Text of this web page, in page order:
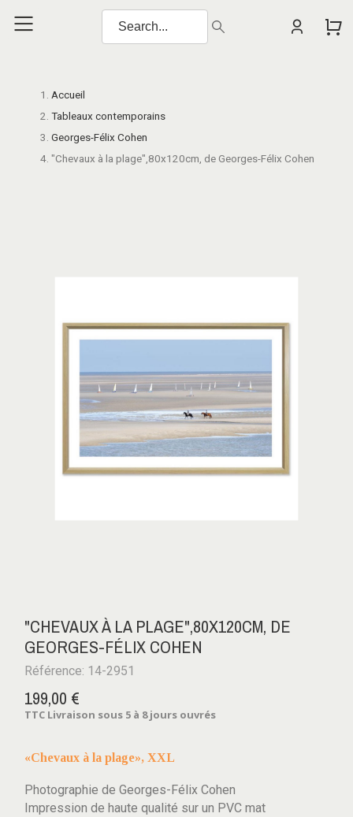
Accueil
Tableaux contemporains
Georges-Félix Cohen
"Chevaux à la plage",80x120cm, de Georges-Félix Cohen
"CHEVAUX À LA PLAGE",80X120CM, DE
GEORGES-FÉLIX COHEN
Référence: 14-2951
199,00 €
TTC Livraison sous 5 à 8 jours ouvrés
«Chevaux à la plage», XXL
Photographie de Georges-Félix Cohen
Impression de haute qualité sur un PVC mat